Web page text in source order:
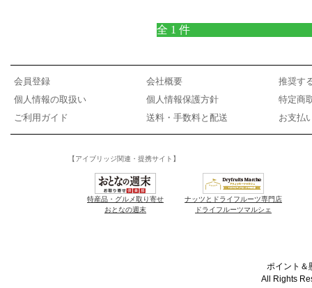
全 1 件
会員登録 会社概要
推奨す
個人情報の取扱い
個人情報保護方針
特定商
ご利用ガイド
送料・手数料と配送 お支払
【アイブリッジ関連・提携サイト】
特産品・グルメ取り寄せ
おとなの週末
ナッツとドライフルーツ専門店
ドライフルーツマルシェ
ポイント＆
All Rights